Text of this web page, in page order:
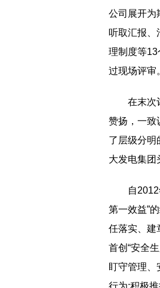
公司展开为
听取汇报、
理制度等
过现场评审
在末次
赞扬，一致
了层级分明
大发电集团
自
第一效益”
任落实、建
首创“安全
盯守管理、
行为;积极